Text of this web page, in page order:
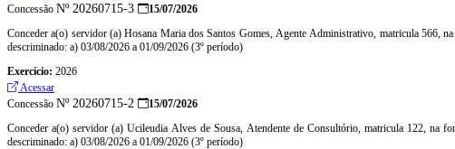
Concessão Nº 20260715-3
15/07/2026
Conceder a(o) servidor (a) Hosana Maria dos Santos Gomes, Agente Administrativo, matricula 566,
descriminado: a) 03/08/2026 a 01/09/2026 (3º período)
Exercício: 2026
Acessar
Concessão Nº 20260715-2
15/07/2026
Conceder a(o) servidor (a) Ucileudia Alves de Sousa, Atendente de Consultório, matricula 122, na
descriminado: a) 03/08/2026 a 01/09/2026 (3º período)